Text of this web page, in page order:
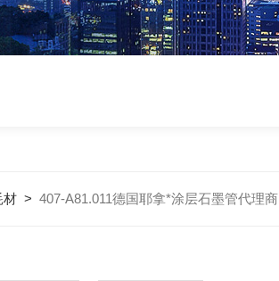
材 >407-A81.011德国耶拿*涂层石墨管代理商